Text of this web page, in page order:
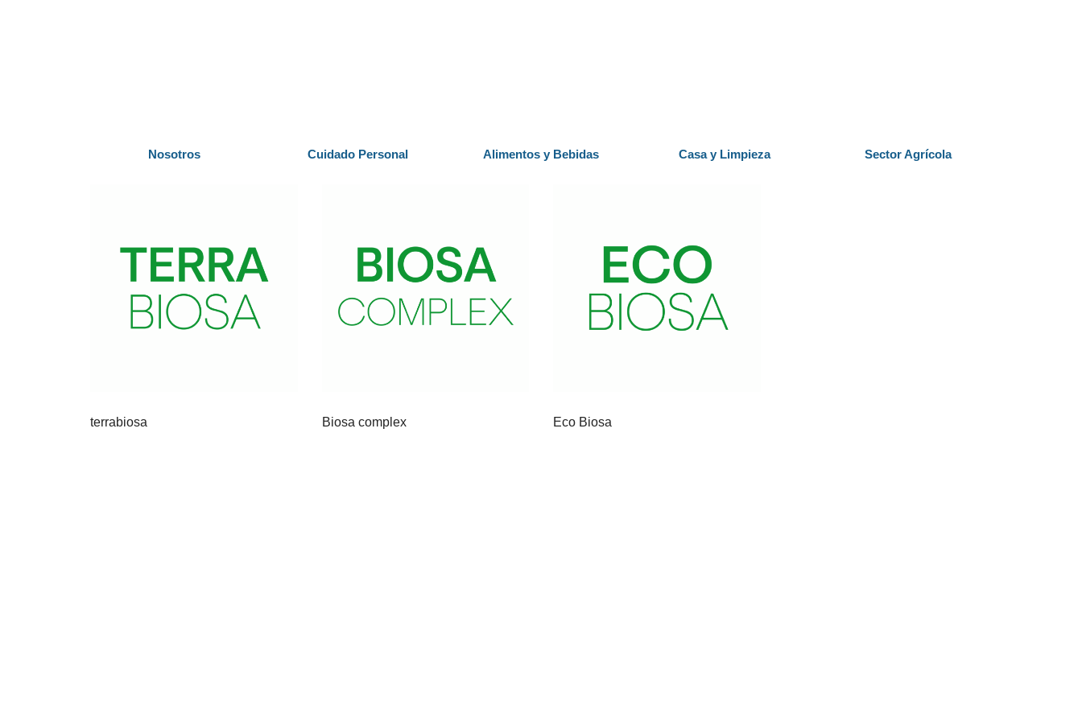
Nosotros Cuidado Personal Alimentos y Bebidas Casa y Limpieza Sector Agrícola
terrabiosa Biosa complex Eco Biosa